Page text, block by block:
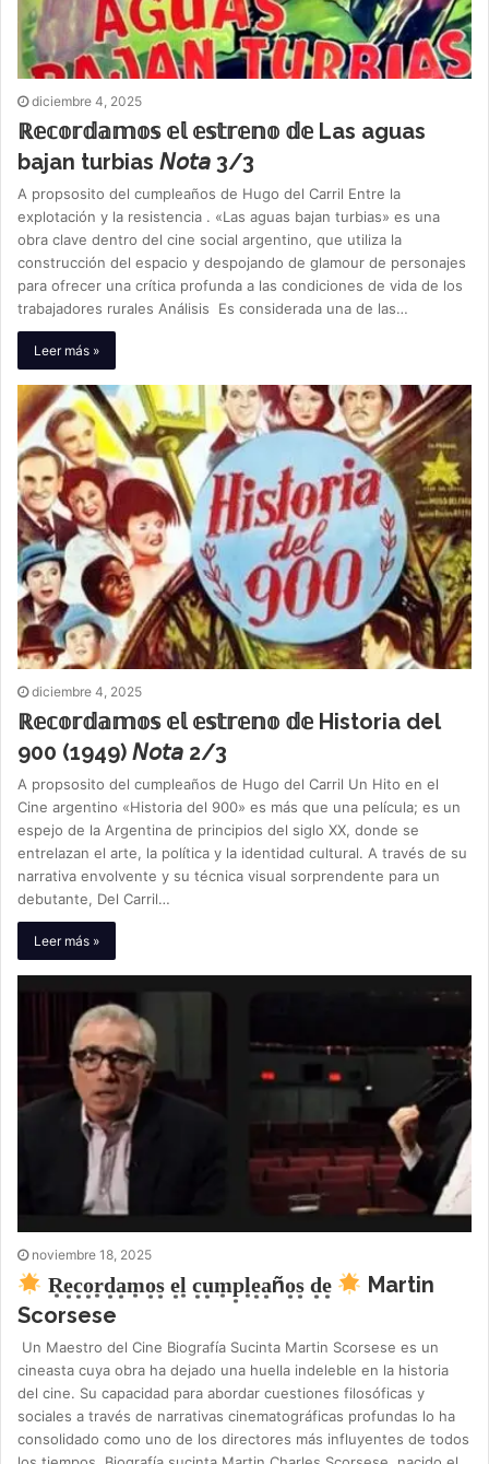
diciembre 4, 2025
ℝ𝕖𝕔𝕠𝕣𝕕𝕒𝕞𝕠𝕤 𝕖𝕝 𝕖𝕤𝕥𝕣𝕖𝕟𝕠 𝕕𝕖 Las aguas
bajan turbias 𝘕𝘰𝘵𝘢 3/3
A propsosito del cumpleaños de Hugo del Carril Entre la
explotación y la resistencia . «Las aguas bajan turbias» es una
obra clave dentro del cine social argentino, que utiliza la
construcción del espacio y despojando de glamour de personajes
para ofrecer una crítica profunda a las condiciones de vida de los
trabajadores rurales Análisis Es considerada una de las…
Leer más »
diciembre 4, 2025
ℝ𝕖𝕔𝕠𝕣𝕕𝕒𝕞𝕠𝕤 𝕖𝕝 𝕖𝕤𝕥𝕣𝕖𝕟𝕠 𝕕𝕖 Historia del
900 (1949) 𝘕𝘰𝘵𝘢 2/3
A propsosito del cumpleaños de Hugo del Carril Un Hito en el
Cine argentino «Historia del 900» es más que una película; es un
espejo de la Argentina de principios del siglo XX, donde se
entrelazan el arte, la política y la identidad cultural. A través de su
narrativa envolvente y su técnica visual sorprendente para un
debutante, Del Carril…
Leer más »
noviembre 18, 2025
R͙e͙c͙o͙r͙d͙a͙m͙o͙s͙ e͙l͙ c͙u͙m͙p͙l͙e͙a͙ño͙s͙ d͙e͙
Martin
Scorsese
Un Maestro del Cine Biografía Sucinta Martin Scorsese es un
cineasta cuya obra ha dejado una huella indeleble en la historia
del cine. Su capacidad para abordar cuestiones filosóficas y
sociales a través de narrativas cinematográficas profundas lo ha
consolidado como uno de los directores más influyentes de todos